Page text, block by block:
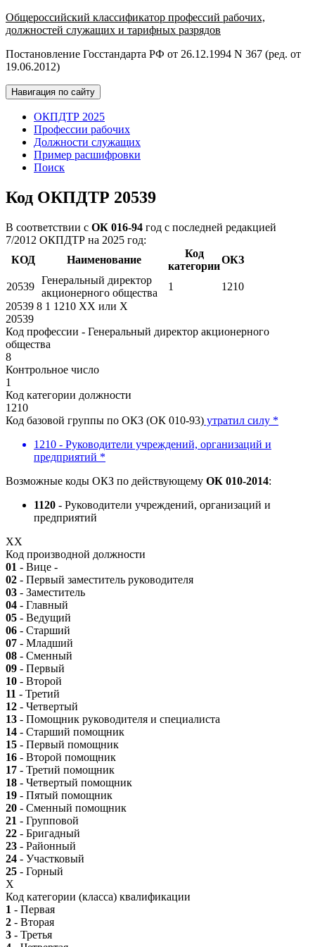
Общероссийский классификатор профессий рабочих,
должностей служащих и тарифных разрядов
Постановление Госстандарта РФ от 26.12.1994 N 367 (ред. от
19.06.2012)
Навигация по сайту
ОКПДТР 2025
Профессии рабочих
Должности служащих
Пример расшифровки
Поиск
Код ОКПДТР 20539
В соответствии с ОК 016-94 год с последней редакцией
7/2012 ОКПДТР на 2025 год:
КОД
Наименование
Код
категории
ОКЗ
20539
Генеральный директор
акционерного общества
1
1210
20539 8 1 1210 XX или X
20539
Код профессии - Генеральный директор акционерного
общества
8
Контрольное число
1
Код категории должности
1210
Код базовой группы по ОКЗ (ОК 010-93) утратил силу *
1210 - Руководители учреждений, организаций и
предприятий *
Возможные коды ОКЗ по действующему ОК 010-2014:
1120 - Руководители учреждений, организаций и
предприятий
XX
Код производной должности
01 - Вице -
02 - Первый заместитель руководителя
03 - Заместитель
04 - Главный
05 - Ведущий
06 - Старший
07 - Младший
08 - Сменный
09 - Первый
10 - Второй
11 - Третий
12 - Четвертый
13 - Помощник руководителя и специалиста
14 - Старший помощник
15 - Первый помощник
16 - Второй помощник
17 - Третий помощник
18 - Четвертый помощник
19 - Пятый помощник
20 - Сменный помощник
21 - Групповой
22 - Бригадный
23 - Районный
24 - Участковый
25 - Горный
X
Код категории (класса) квалификации
1 - Первая
2 - Вторая
3 - Третья